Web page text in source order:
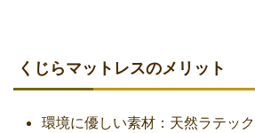
くじらマットレスのメリット
環境に優しい素材：天然ラテッ